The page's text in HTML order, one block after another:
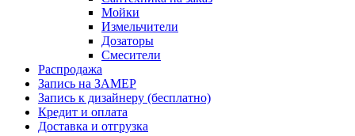
Мойки
Измельчители
Дозаторы
Смесители
Распродажа
Запись на ЗАМЕР
Запись к дизайнеру (бесплатно)
Кредит и оплата
Доставка и отгрузка